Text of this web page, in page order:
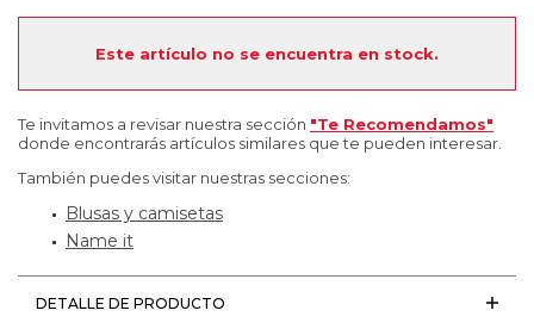
Este artículo no se encuentra en stock.
Te invitamos a revisar nuestra sección "Te Recomendamos"
donde encontrarás artículos similares que te pueden interesar.
También puedes visitar nuestras secciones:
Blusas y camisetas
Name it
DETALLE DE PRODUCTO